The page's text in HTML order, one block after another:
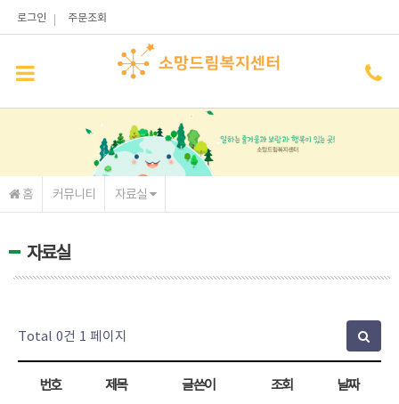
로그인 주문조회
홈 커뮤니티 자료실
자료실
Total 0건 1 페이지
번호 제목 글쓴이 조회 날짜